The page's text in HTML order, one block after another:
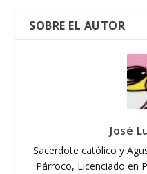
SOBRE EL AUTOR
José
Sacerdote católico y
Párroco, Licenciado en